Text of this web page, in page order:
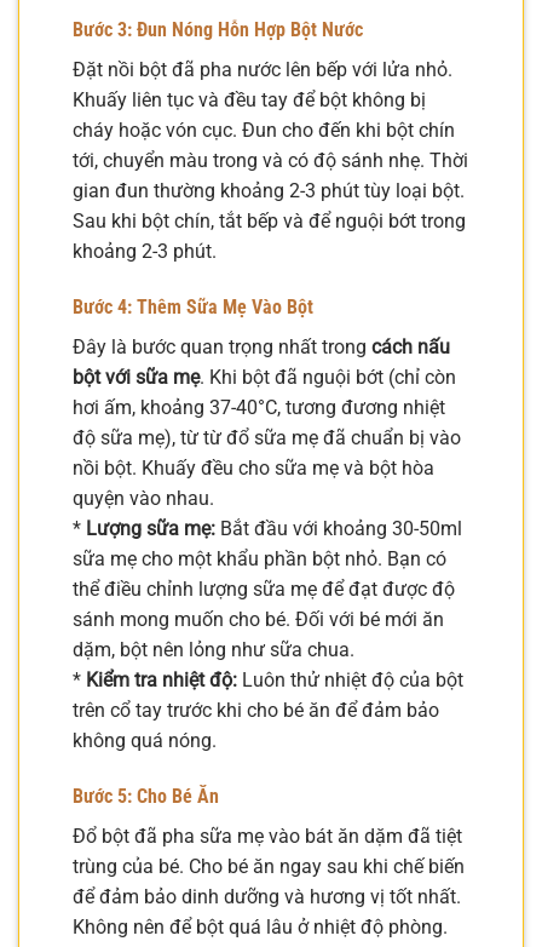
Bước 3: Đun Nóng Hỗn Hợp Bột Nước
Đặt nồi bột đã pha nước lên bếp với lửa nhỏ.
Khuấy liên tục và đều tay để bột không bị
cháy hoặc vón cục. Đun cho đến khi bột chín
tới, chuyển màu trong và có độ sánh nhẹ. Thời
gian đun thường khoảng 2-3 phút tùy loại bột.
Sau khi bột chín, tắt bếp và để nguội bớt trong
khoảng 2-3 phút.
Bước 4: Thêm Sữa Mẹ Vào Bột
Đây là bước quan trọng nhất trong cách nấu
bột với sữa mẹ. Khi bột đã nguội bớt (chỉ còn
hơi ấm, khoảng 37-40°C, tương đương nhiệt
độ sữa mẹ), từ từ đổ sữa mẹ đã chuẩn bị vào
nồi bột. Khuấy đều cho sữa mẹ và bột hòa
quyện vào nhau.
* Lượng sữa mẹ: Bắt đầu với khoảng 30-50ml
sữa mẹ cho một khẩu phần bột nhỏ. Bạn có
thể điều chỉnh lượng sữa mẹ để đạt được độ
sánh mong muốn cho bé. Đối với bé mới ăn
dặm, bột nên lỏng như sữa chua.
* Kiểm tra nhiệt độ: Luôn thử nhiệt độ của bột
trên cổ tay trước khi cho bé ăn để đảm bảo
không quá nóng.
Bước 5: Cho Bé Ăn
Đổ bột đã pha sữa mẹ vào bát ăn dặm đã tiệt
trùng của bé. Cho bé ăn ngay sau khi chế biến
để đảm bảo dinh dưỡng và hương vị tốt nhất.
Không nên để bột quá lâu ở nhiệt độ phòng.